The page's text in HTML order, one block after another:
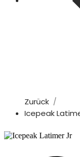
Zurück
Icepeak